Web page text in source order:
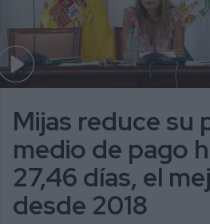
Mijas reduce su
medio de pago
27,46 días, el
desde 2018